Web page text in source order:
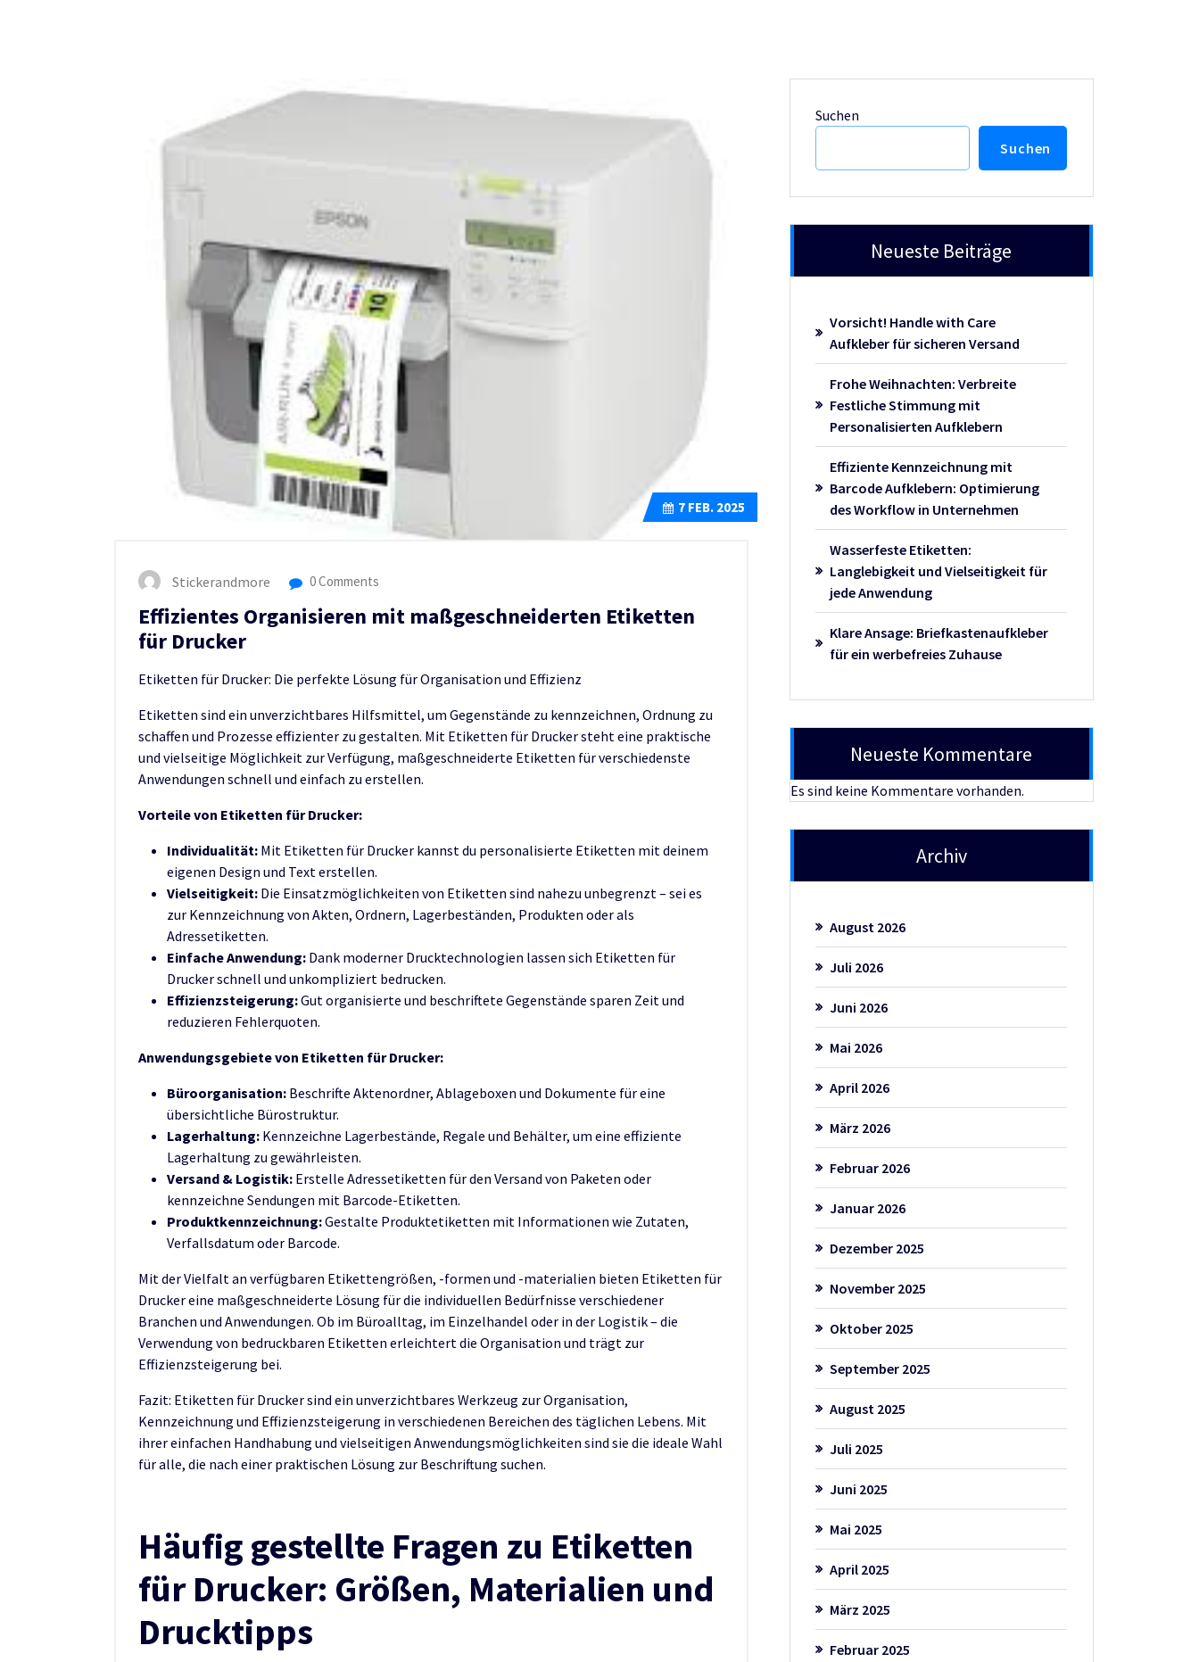
7FEB. 2025
Stickerandmore 0 Comments
Effizientes Organisieren mit maßgeschneiderten Etiketten
für Drucker
Etiketten für Drucker: Die perfekte Lösung für Organisation und Effizienz
Etiketten sind ein unverzichtbares Hilfsmittel, um Gegenstände zu kennzeichnen, Ordnung zu
schaffen und Prozesse effizienter zu gestalten. Mit Etiketten für Drucker steht eine praktische
und vielseitige Möglichkeit zur Verfügung, maßgeschneiderte Etiketten für verschiedenste
Anwendungen schnell und einfach zu erstellen.
Vorteile von Etiketten für Drucker:
Individualität: Mit Etiketten für Drucker kannst du personalisierte Etiketten mit deinem
eigenen Design und Text erstellen.
Vielseitigkeit: Die Einsatzmöglichkeiten von Etiketten sind nahezu unbegrenzt – sei es
zur Kennzeichnung von Akten, Ordnern, Lagerbeständen, Produkten oder als
Adressetiketten.
Einfache Anwendung: Dank moderner Drucktechnologien lassen sich Etiketten für
Drucker schnell und unkompliziert bedrucken.
Effizienzsteigerung:Gut organisierte und beschriftete Gegenstände sparen Zeit und
reduzieren Fehlerquoten.
Anwendungsgebiete von Etiketten für Drucker:
Büroorganisation: Beschrifte Aktenordner, Ablageboxen und Dokumente für eine
übersichtliche Bürostruktur.
Lagerhaltung: Kennzeichne Lagerbestände, Regale und Behälter, um eine effiziente
Lagerhaltung zu gewährleisten.
Versand & Logistik: Erstelle Adressetiketten für den Versand von Paketen oder
kennzeichne Sendungen mit Barcode-Etiketten.
Produktkennzeichnung:Gestalte Produktetiketten mit Informationen wie Zutaten,
Verfallsdatum oder Barcode.
Mit der Vielfalt an verfügbaren Etikettengrößen, -formen und -materialien bieten Etiketten für
Drucker eine maßgeschneiderte Lösung für die individuellen Bedürfnisse verschiedener
Branchen und Anwendungen. Ob im Büroalltag, im Einzelhandel oder in der Logistik – die
Verwendung von bedruckbaren Etiketten erleichtert die Organisation und trägt zur
Effizienzsteigerung bei.
Fazit: Etiketten für Drucker sind ein unverzichtbares Werkzeug zur Organisation,
Kennzeichnung und Effizienzsteigerung in verschiedenen Bereichen des täglichen Lebens. Mit
ihrer einfachen Handhabung und vielseitigen Anwendungsmöglichkeiten sind sie die ideale Wahl
für alle, die nach einer praktischen Lösung zur Beschriftung suchen.
Häufig gestellte Fragen zu Etiketten
für Drucker: Größen, Materialien und
Drucktipps
Suchen
Suchen
Neueste Beiträge
Vorsicht! Handle with Care
Aufkleber für sicheren Versand
Frohe Weihnachten: Verbreite
Festliche Stimmung mit
Personalisierten Aufklebern
Effiziente Kennzeichnung mit
Barcode Aufklebern: Optimierung
des Workflow in Unternehmen
Wasserfeste Etiketten:
Langlebigkeit und Vielseitigkeit für
jede Anwendung
Klare Ansage: Briefkastenaufkleber
für ein werbefreies Zuhause
Neueste Kommentare
Es sind keine Kommentare vorhanden.
Archiv
August 2026
Juli 2026
Juni 2026
Mai 2026
April 2026
März 2026
Februar 2026
Januar 2026
Dezember 2025
November 2025
Oktober 2025
September 2025
August 2025
Juli 2025
Juni 2025
Mai 2025
April 2025
März 2025
Februar 2025